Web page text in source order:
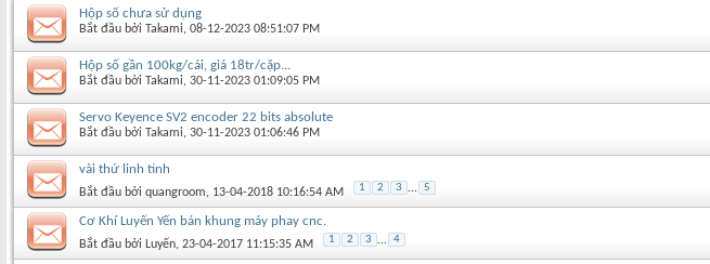
Hộp số chưa sử dụng
Bắt đầu bởi Takami‎, 08-12-2023 08:51:07 PM
Hộp số gần 100kg/cái, giá 18tr/cặp...
Bắt đầu bởi Takami‎, 30-11-2023 01:09:05 PM
Servo Keyence SV2 encoder 22 bits absolute
Bắt đầu bởi Takami‎, 30-11-2023 01:06:46 PM
vài thứ linh tinh
Bắt đầu bởi quangroom‎, 13-04-2018 10:16:54 AM 1 2 3 ... 5
Cơ Khí Luyến Yến bán khung máy phay cnc.
Bắt đầu bởi Luyến‎, 23-04-2017 11:15:35 AM 1 2 3 ... 4